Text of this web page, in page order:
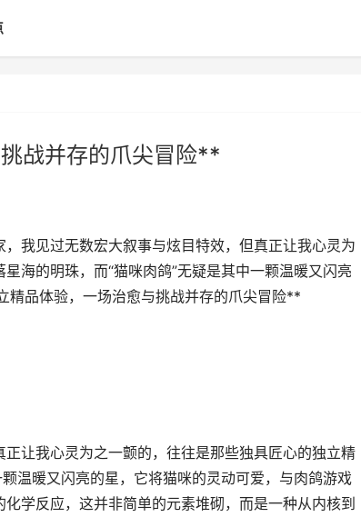
战并存的爪尖冒险**
我见过无数宏大叙事与炫目特效，但真正让我心灵为
海的明珠，而“猫咪肉鸽”无疑是其中一颗温暖又闪亮
精品体验，一场治愈与挑战并存的爪尖冒险**
让我心灵为之一颤的，往往是那些独具匠心的独立精
温暖又闪亮的星，它将猫咪的灵动可爱，与肉鸽游戏
学反应，这并非简单的元素堆砌，而是一种从内核到